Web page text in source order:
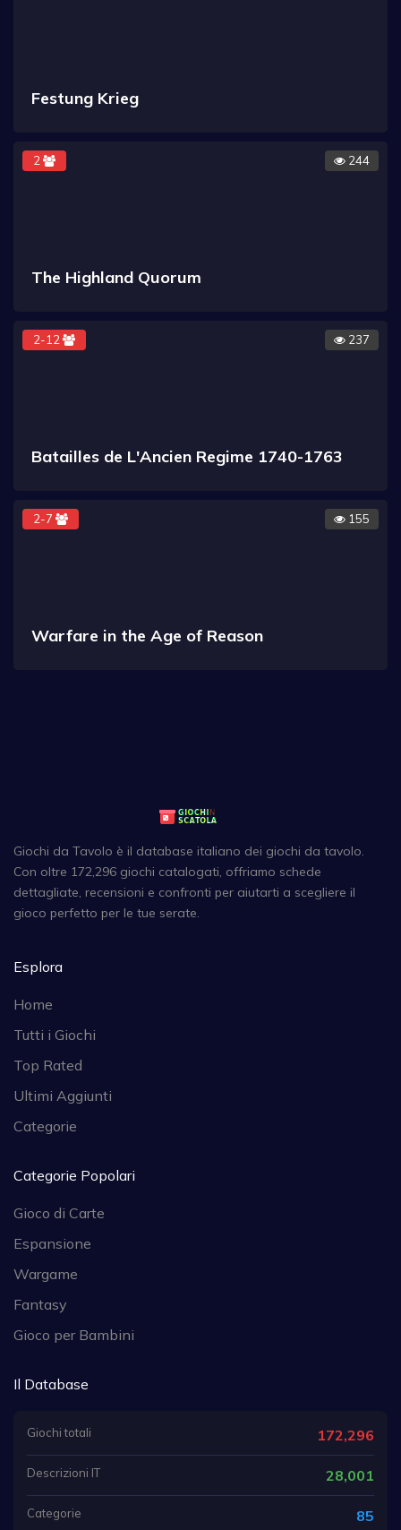
Festung Krieg
2 244
The Highland Quorum
2-12 237
Batailles de L'Ancien Regime 1740-1763
2-7 155
Warfare in the Age of Reason
Giochi da Tavolo è il database italiano dei giochi da tavolo.
Con oltre 172,296 giochi catalogati, offriamo schede
dettagliate, recensioni e confronti per aiutarti a scegliere il
gioco perfetto per le tue serate.
Esplora
Home
Tutti i Giochi
Top Rated
Ultimi Aggiunti
Categorie
Categorie Popolari
Gioco di Carte
Espansione
Wargame
Fantasy
Gioco per Bambini
Il Database
Giochi totali 172,296
Descrizioni IT 28,001
Categorie 85